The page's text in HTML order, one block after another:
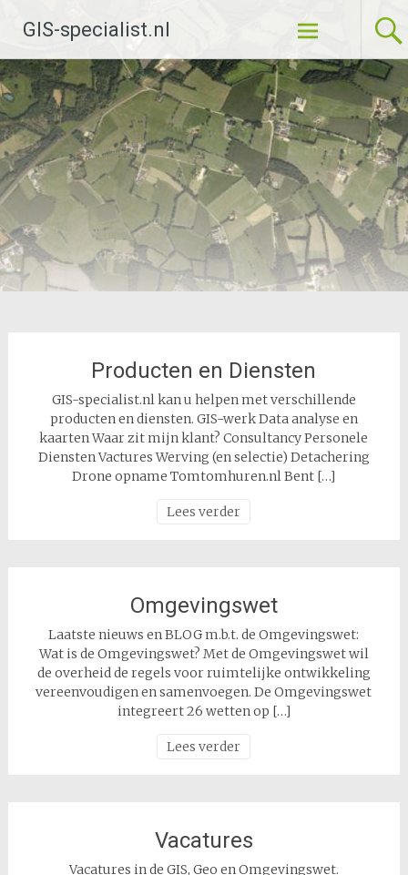
naar
de
inhoud
GIS-specialist.nl
Producten en Diensten
GIS-specialist.nl kan u helpen met verschillende
producten en diensten. GIS-werk Data analyse en
kaarten Waar zit mijn klant? Consultancy Personele
Diensten Vactures Werving (en selectie) Detachering
Drone opname Tomtomhuren.nl Bent […]
Lees verder
Omgevingswet
Laatste nieuws en BLOG m.b.t. de Omgevingswet:
Wat is de Omgevingswet? Met de Omgevingswet wil
de overheid de regels voor ruimtelijke ontwikkeling
vereenvoudigen en samenvoegen. De Omgevingswet
integreert 26 wetten op […]
Lees verder
Vacatures
Vacatures in de GIS, Geo en Omgevingswet.